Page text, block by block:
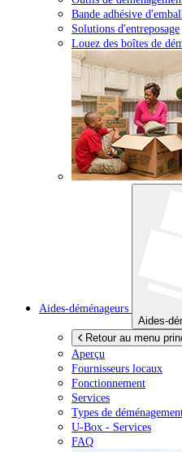
Bande adhésive
Solutions d'entreposage
Louez des boîtes de
Aides-déménageurs
Aides-
Retour au menu
Aperçu
Fournisseurs locaux
Fonctionnement
Services
Types de
U-Box - Services
FAQ